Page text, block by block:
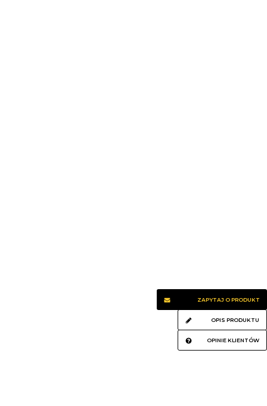
ZAPYTAJ O PRODUKT
OPIS PRODUKTU
OPINIE KLIENTÓW